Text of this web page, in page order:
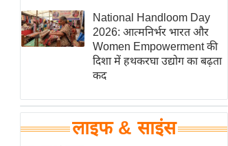
News
लाइफस्टाइल
टेक्नॉलॉजी
ब्यूटी/फैशन
पर्यटन स्थल
फिटनेस मंत्रा
National Handloom Day
2026: आत्मनिर्भर भारत और
Women Empowerment की
दिशा में हथकरघा उद्योग का बढ़ता
कद
लाइफ & साइंस